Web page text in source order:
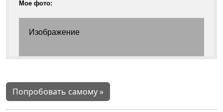
Попробовать самому »